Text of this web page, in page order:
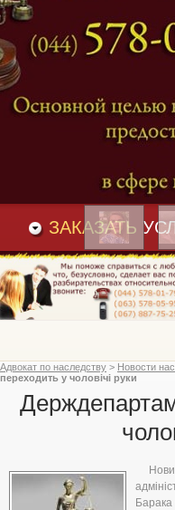
Оформление наследства
Оспаривание наследства
Адвокат наследственные
и Вакансии
ЗАКАЗАТЬ
Адвокат по наследству > Новости
переходить у чоловічі руки